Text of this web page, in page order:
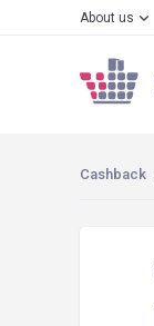
About us
Cashback